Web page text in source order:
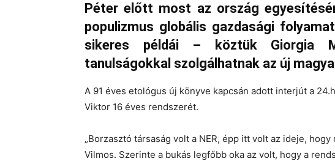
Péter előtt most az ország
populizmus globális gazdasági
sikeres példái – köztük Giorgia
tanulságokkal szolgálhatnak az új
A 91 éves etológus új könyve kapcsán adott interjút a
Viktor 16 éves rendszerét.
„Borzasztó társaság volt a NER, épp itt volt az ideje,
Vilmos. Szerinte a bukás legfőbb oka az volt, hogy a